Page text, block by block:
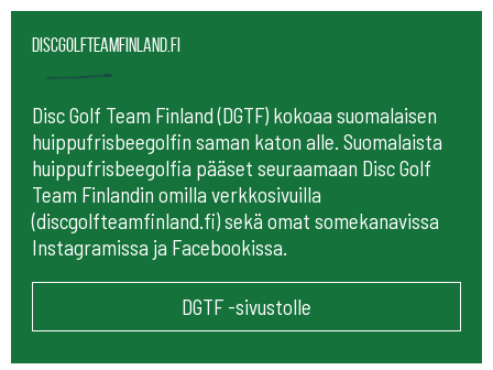
Discgolfteamfinland.fi
Disc Golf Team Finland (DGTF) kokoaa suomalaisen
huippufrisbeegolfin saman katon alle. Suomalaista
huippufrisbeegolfia pääset seuraamaan Disc Golf
Team Finlandin omilla verkkosivuilla
(discgolfteamfinland.fi) sekä omat somekanavissa
Instagramissa ja Facebookissa.
DGTF -sivustolle